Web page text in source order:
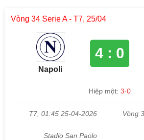
Vòng 34 Serie A - T7, 25/04
Napoli
4 : 0
Hiệp một: 3-0
T7, 01:45 25-04-2026 Vòng
Stadio San Paolo